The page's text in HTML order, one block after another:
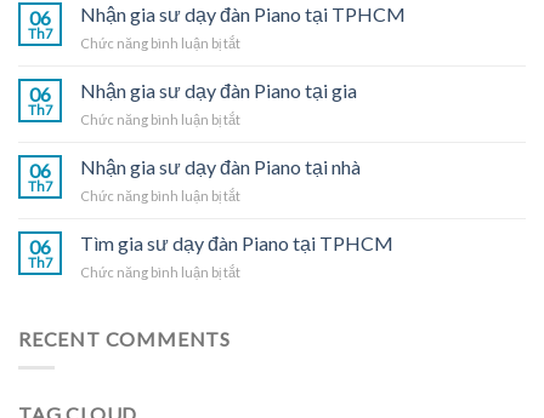
dạy
đàn
tại
06
Th7
Nhận gia sư dạy đàn Piano tại TPHCM
Chức năng bình luận bị tắtở
gia
sư
dạy
Piano
TPHCM
06
Th7
Nhận gia sư dạy đàn Piano tại gia
Chức năng bình luận bị tắtở
gia
sư
dạy
Piano
gia
06
Th7
Nhận gia sư dạy đàn Piano tại nhà
Chức năng bình luận bị tắtở
gia
sư
dạy
06
Th7
Tìm gia sư dạy đàn Piano tại TPHCM
Chức năng bình luận bị tắtở
RECENT COMMENTS